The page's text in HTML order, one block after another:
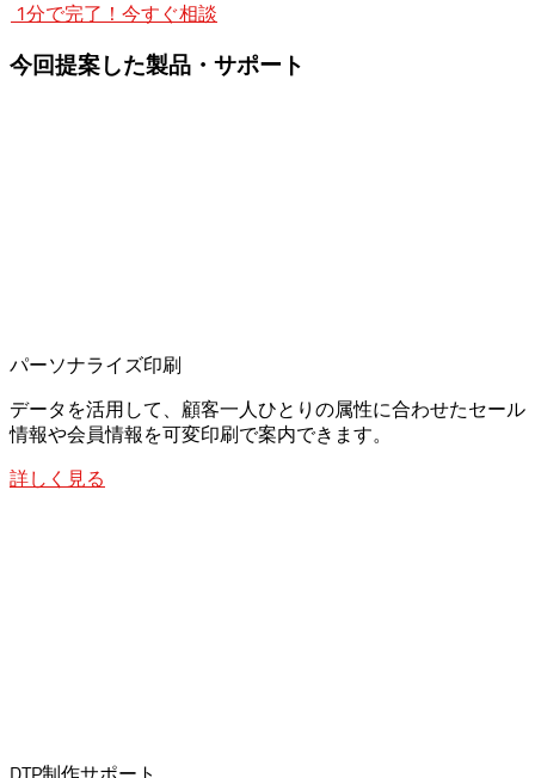
1分で完了！今すぐ相談
今回提案した製品・サポート
パーソナライズ印刷
データを活用して、顧客一人ひとりの属性に合わせたセール
情報や会員情報を可変印刷で案内できます。
詳しく見る